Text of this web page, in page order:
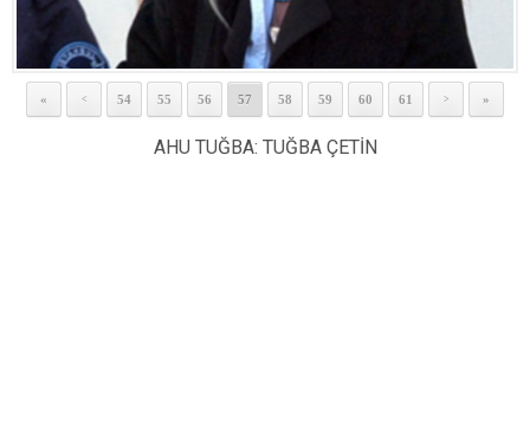
« < 54 55 56 57 58 59 60 61 > »
AHU TUĞBA: TUĞBA ÇETİN